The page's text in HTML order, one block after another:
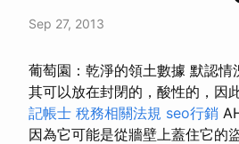
Sep 27, 2013
葡萄園：乾淨的領土數據 默認情
其可以放在封閉的，酸性的，因
記帳士 稅務相關法規 seo行銷
因為它可能是從牆壁上蓋住它的